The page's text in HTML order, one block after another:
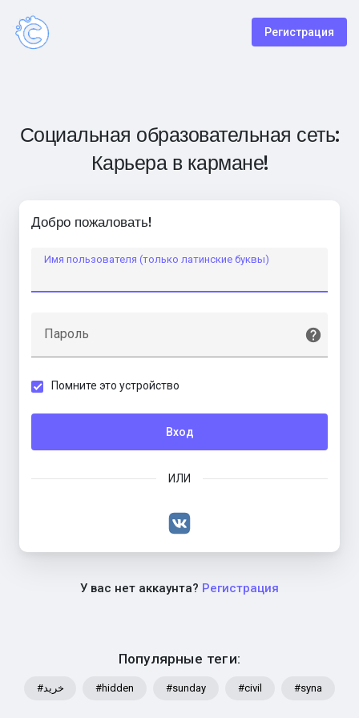
Регистрация
Социальная образовательная сеть:
Карьера в кармане!
Популярные теги:
#خرید #hidden #sunday #civil #syna
Добро пожаловать!
Имя пользователя (только латинские буквы)
Пароль
Помните это устройство
Вход
ИЛИ
У вас нет аккаунта? Регистрация